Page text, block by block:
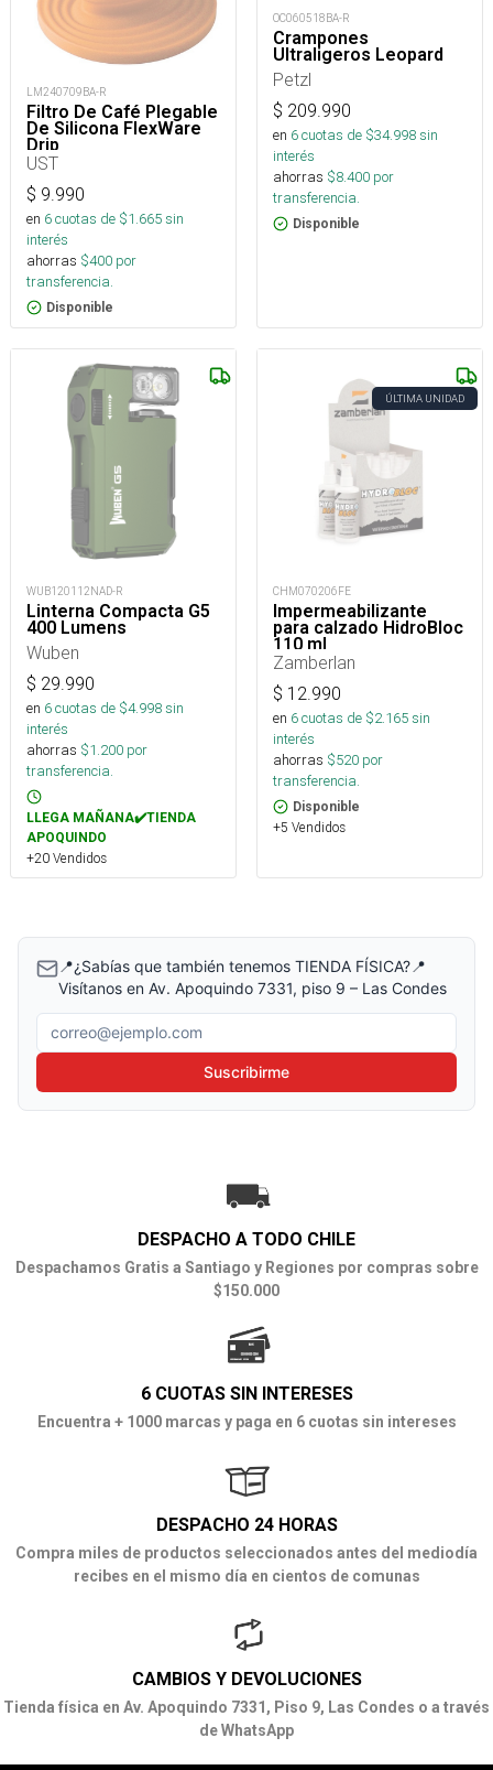
LM240709BA-R
Filtro De Café Plegable
De Silicona FlexWare
Drip
UST
$ 9.990
en 6cuotas de $1.665sin
interés
ahorras $400 por
transferencia.
Disponible
OC060518BA-R
Crampones
Ultraligeros Leopard
Petzl
$ 209.990
en 6cuotas de $34.998sin
interés
ahorras $8.400 por
transferencia.
Disponible
WUB120112NAD-R
Linterna Compacta G5
400 Lumens
Wuben
$ 29.990
en 6cuotas de $4.998sin
interés
ahorras $1.200 por
transferencia.
LLEGA MAÑANA✔️TIENDA
APOQUINDO
+20 Vendidos
ÚLTIMA UNIDAD
CHM070206FE
Impermeabilizante
para calzado HidroBloc
110 ml
Zamberlan
$ 12.990
en 6cuotas de $2.165sin
interés
ahorras $520 por
transferencia.
Disponible
+5 Vendidos
📍¿Sabías que también tenemos TIENDA FÍSICA?📍
Visítanos en Av. Apoquindo 7331, piso 9 – Las Condes
Correo electrónico
Suscribirme
DESPACHO A TODO CHILE
Despachamos Gratis a Santiago y Regiones por compras sobre
$150.000
6 CUOTAS SIN INTERESES
Encuentra + 1000 marcas y paga en 6 cuotas sin intereses
DESPACHO 24 HORAS
Compra miles de productos seleccionados antes del mediodía
recibes en el mismo día en cientos de comunas
CAMBIOS Y DEVOLUCIONES
Tienda física en Av. Apoquindo 7331, Piso 9, Las Condes o a través
de WhatsApp